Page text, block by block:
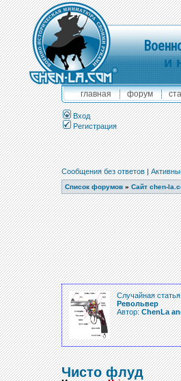
и
главная форум
Вход
Регистрация
Сообщения без ответов|
Список форумов » Сайт chen-
Случайная
Револьвер
Автор:ChenLa
Чисто флуд